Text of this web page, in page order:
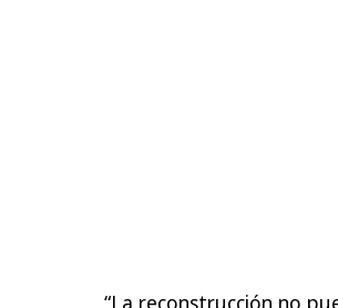
“La reconstrucción no